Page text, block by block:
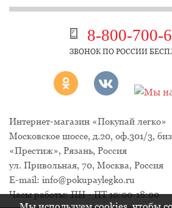
8-800-700-
ЗВОНОК ПО РОССИИ
Интернет-магазин «Покупай легко»
Московское шоссе, д.20, оф.301/3,
«Престиж», Рязань, Россия
ул. Привольная, 70, Москва, Россия
E-mail: info@pokupaylegko.ru
Часы работы:ПН - ПТ 10:00-18:00